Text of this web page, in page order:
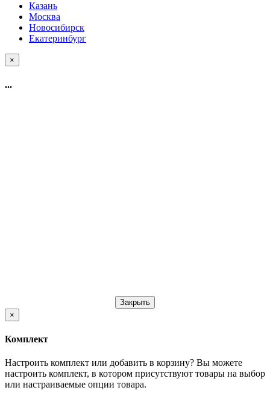
Казань
Москва
Новосибирск
Екатеринбург
×
...
Закрыть
×
Комплект
Настроить комплект или добавить в корзину? Вы можете
настроить комплект, в котором присутствуют товары на выбор
или настраиваемые опции товара.